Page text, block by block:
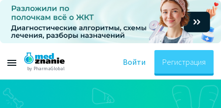
by PharmaGlobal
Войти Регистрация